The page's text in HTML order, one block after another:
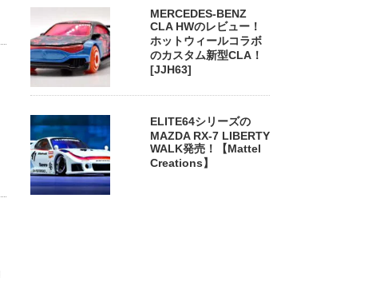
MERCEDES-BENZ
CLA HWのレビュー！
ホットウィールコラボ
のカスタム新型CLA！
[JJH63]
ELITE64シリーズの
MAZDA RX-7 LIBERTY
WALK発売！【Mattel
Creations】